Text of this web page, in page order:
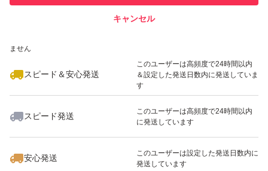
ません
スピード＆安心発送
このユーザーは高頻度で24時間以内
＆設定した発送日数内に発送していま
す
スピード発送
このユーザーは高頻度で24時間以内
に発送しています
安心発送
このユーザーは設定した発送日数内に
発送しています
キャンセル
いいね！
8,499